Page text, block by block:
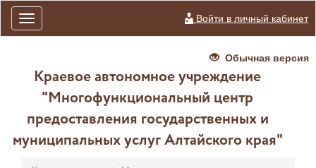
Toggle
navigation
Войти в личный кабинет
Обычная версия
Краевое автономное учреждение
"Многофункциональный центр
предоставления государственных и
муниципальных услуг Алтайского края"